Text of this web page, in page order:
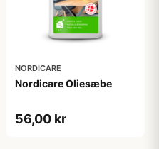
NORDICARE
Nordicare Oliesæbe
56,00 kr